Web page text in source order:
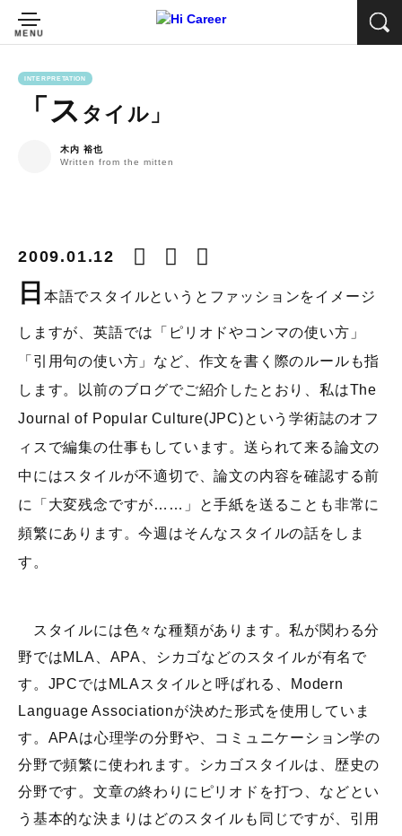
INTERPRETATION
「ス タイル」
木内 裕也
Written from the mitten
2009.01.12
日 本語でスタイルというとファッションをイメージ
しますが、英語では「ピリオドやコンマの使い方」
「引用句の使い方」など、作文を書く際のルールも指
します。以前のブログでご紹介したとおり、私はThe
Journal of Popular Culture(JPC)という学術誌のオフ
ィスで編集の仕事もしています。送られて来る論文の
中にはスタイルが不適切で、論文の内容を確認する前
に「大変残念ですが……」と手紙を送ることも非常に
頻繁にあります。今週はそんなスタイルの話をしま
す。
スタイルには色々な種類があります。私が関わる分
野ではMLA、APA、シカゴなどのスタイルが有名で
す。JPCではMLAスタイルと呼ばれる、Modern
Language Associationが決めた形式を使用していま
す。APAは心理学の分野や、コミュニケーション学の
分野で頻繁に使われます。シカゴスタイルは、歴史の
分野です。文章の終わりにピリオドを打つ、などとい
う基本的な決まりはどのスタイルも同じですが、引用